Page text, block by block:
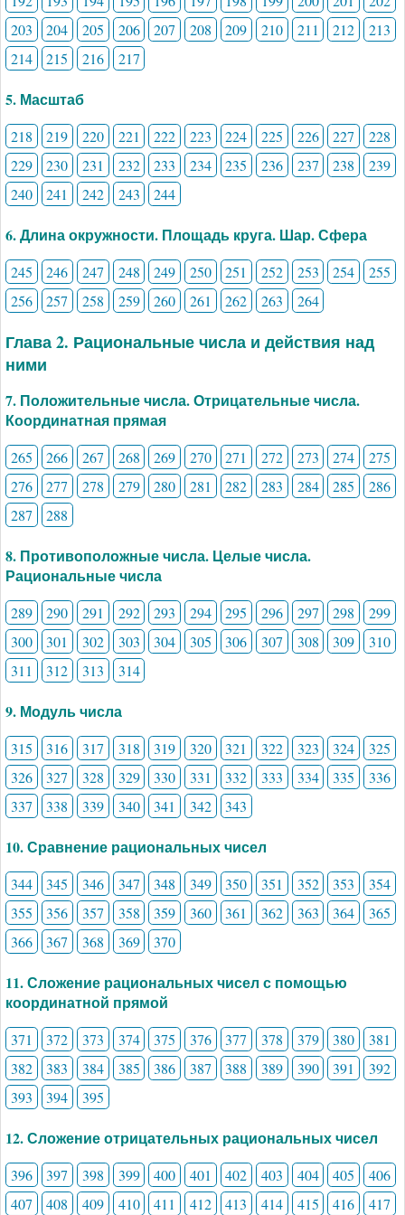
203
204 205 206 207 208 209 210 211 212
213
214
215 216 217
5. Масштаб
218 219 220 221 222 223 224 225 226 227
228
229
230 231 232 233 234 235 236 237 238
239
240
241 242 243 244
6. Длина окружности. Площадь круга. Шар. Сфера
245 246 247 248 249 250 251 252 253 254
255
256
257 258 259 260 261 262 263 264
Глава 2. Рациональные числа и действия над
ними
7. Положительные числа. Отрицательные числа.
Координатная прямая
265 266 267 268 269 270 271 272 273 274
275
276
277 278 279 280 281 282 283 284 285
286
287
288
8. Противоположные числа. Целые числа.
Рациональные числа
289 290 291 292 293 294 295 296 297 298
299
300
301 302 303 304 305 306 307 308 309
310
311
312 313 314
9. Модуль числа
315 316 317 318 319 320 321 322 323 324
325
326
327 328 329 330 331 332 333 334 335
336
337
338 339 340 341 342 343
10. Сравнение рациональных чисел
344 345 346 347 348 349 350 351 352 353
354
355
356 357 358 359 360 361 362 363 364
365
366
367 368 369 370
11. Сложение рациональных чисел с помощью
координатной прямой
371 372 373 374 375 376 377 378 379 380
381
382
383 384 385 386 387 388 389 390 391
392
393
394 395
12. Сложение отрицательных рациональных чисел
396 397 398 399 400 401 402 403 404 405
406
407
408 409 410 411 412 413 414 415 416
417